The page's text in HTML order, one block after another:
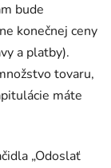
bude
konečnej ceny
a platby).
tovaru,
máte
„Odoslať